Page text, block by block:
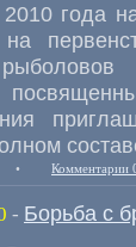
года
• Комментарии
- Борьба с